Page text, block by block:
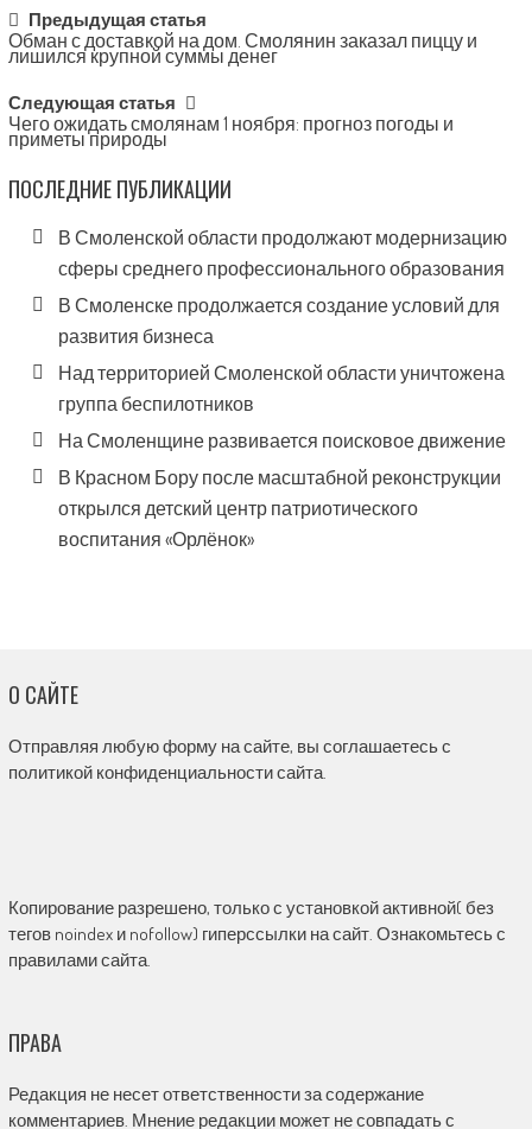
Post
navigation
Предыдущая статья
Обман с доставкой на дом. Смолянин заказал пиццу и
лишился крупной суммы денег
Следующая статья
Чего ожидать смолянам 1 ноября: прогноз погоды и
приметы природы
ПОСЛЕДНИЕ ПУБЛИКАЦИИ
В Смоленской области продолжают модернизацию
сферы среднего профессионального образования
В Смоленске продолжается создание условий для
развития бизнеса
Над территорией Смоленской области уничтожена
группа беспилотников
На Смоленщине развивается поисковое движение
В Красном Бору после масштабной реконструкции
открылся детский центр патриотического
воспитания «Орлёнок»
О САЙТЕ
Отправляя любую форму на сайте, вы соглашаетесь с
политикой конфиденциальности сайта.
Копирование разрешено, только с установкой активной( без
тегов noindex и nofollow) гиперссылки на сайт. Ознакомьтесь с
правилами сайта.
ПРАВА
Редакция не несет ответственности за содержание
комментариев. Мнение редакции может не совпадать с